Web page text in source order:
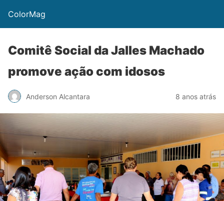
ColorMag
Comitê Social da Jalles Machado
promove ação com idosos
Anderson Alcantara 8 anos atrás